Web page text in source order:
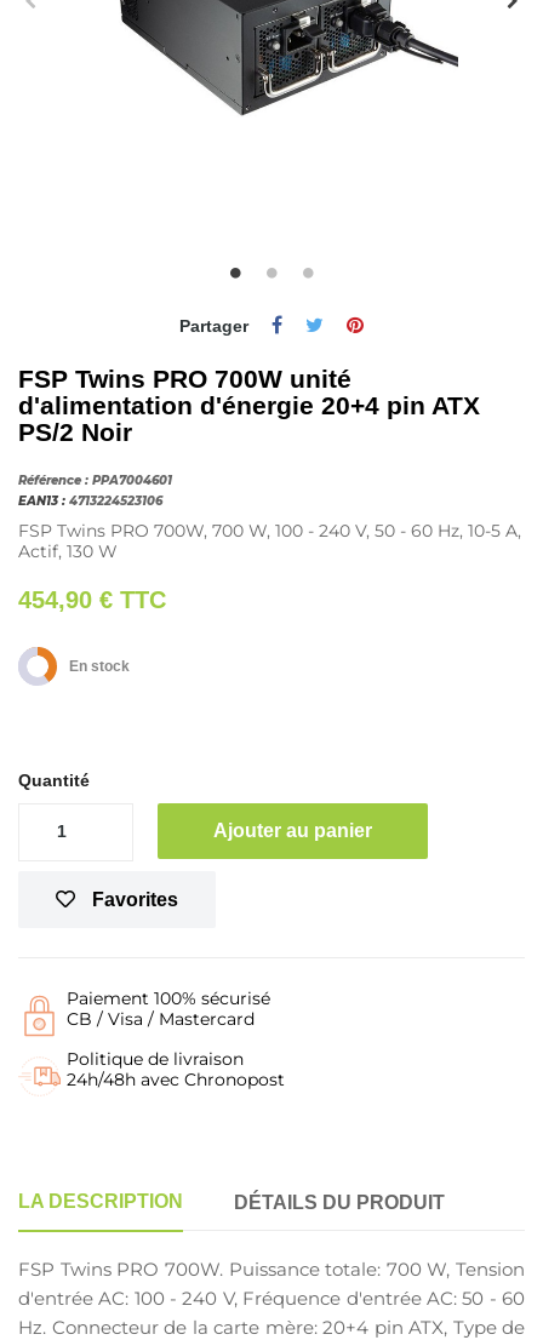
Partager
FSP Twins PRO 700W unité
d'alimentation d'énergie 20+4 pin ATX
PS/2 Noir
Référence : PPA7004601
EAN13 : 4713224523106
FSP Twins PRO 700W, 700 W, 100 - 240 V, 50 - 60 Hz, 10-5 A,
Actif, 130 W
454,90 € TTC
En stock
Quantité
Ajouter au panier
Favorites
Paiement 100% sécurisé
CB / Visa / Mastercard
Politique de livraison
24h/48h avec Chronopost
LA DESCRIPTION DÉTAILS DU PRODUIT
FSP Twins PRO 700W. Puissance totale: 700 W, Tension
d'entrée AC: 100 - 240 V, Fréquence d'entrée AC: 50 - 60
Hz. Connecteur de la carte mère: 20+4 pin ATX, Type de